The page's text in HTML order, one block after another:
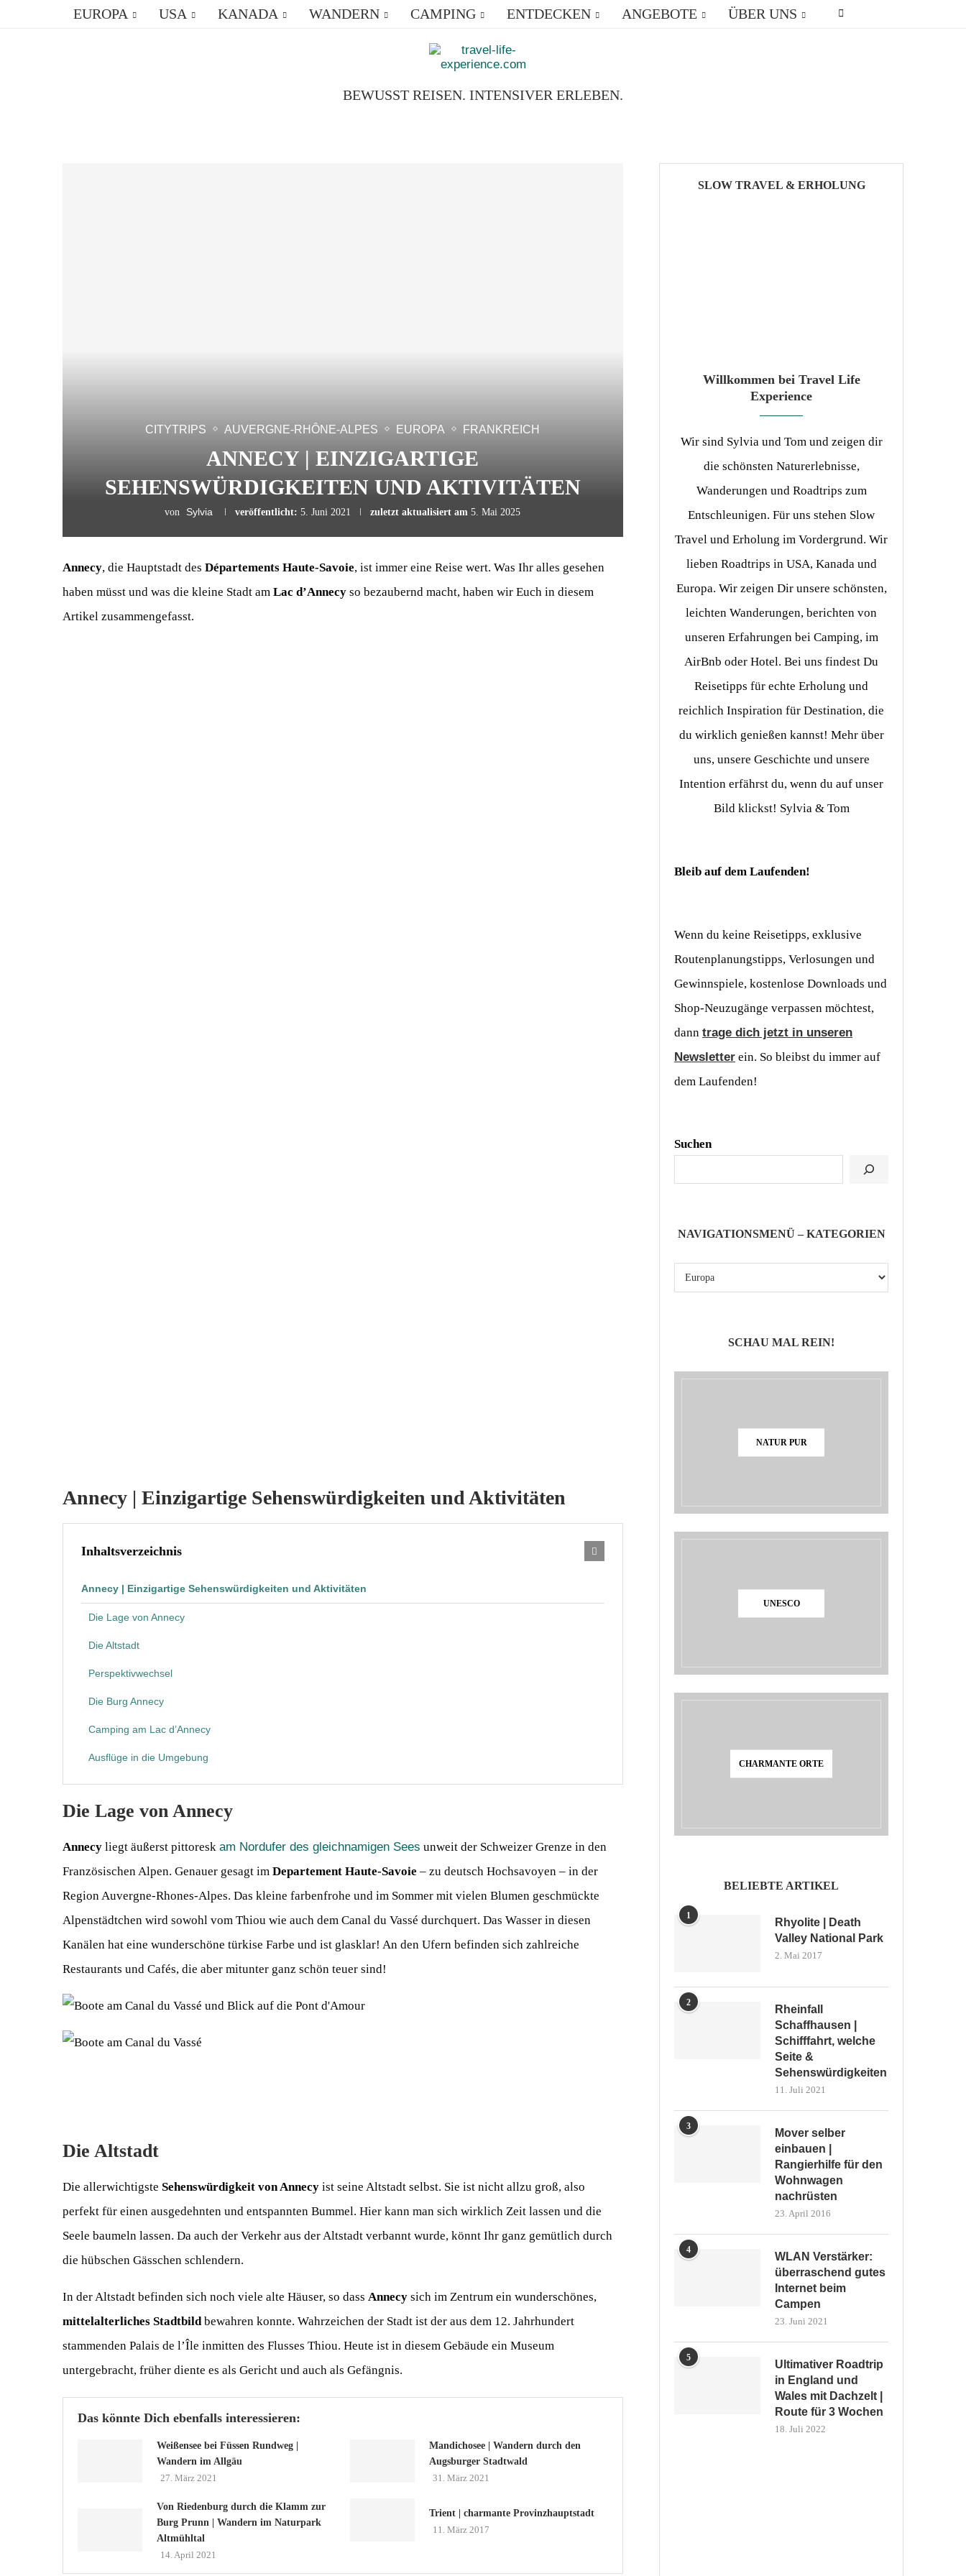
EUROPA USA KANADA WANDERN CAMPING ENTDECKEN ANGEBOTE ÜBER UNS
BEWUSST REISEN. INTENSIVER ERLEBEN.
CITYTRIPS AUVERGNE-RHÔNE-ALPES EUROPA FRANKREICH
ANNECY | EINZIGARTIGE
SEHENSWÜRDIGKEITEN UND AKTIVITÄTEN
von Sylvia veröffentlicht: 5. Juni 2021 zuletzt aktualisiert am 5. Mai 2025
Annecy, die Hauptstadt des Départements Haute-Savoie, ist immer eine Reise wert. Was Ihr alles gesehen
haben müsst und was die kleine Stadt am Lac d’Annecy so bezaubernd macht, haben wir Euch in diesem
Artikel zusammengefasst.
Annecy | Einzigartige Sehenswürdigkeiten und Aktivitäten
Inhaltsverzeichnis
Annecy | Einzigartige Sehenswürdigkeiten und Aktivitäten
Die Lage von Annecy
Die Altstadt
Perspektivwechsel
Die Burg Annecy
Camping am Lac d’Annecy
Ausflüge in die Umgebung
Die Lage von Annecy
Annecy liegt äußerst pittoresk am Nordufer des gleichnamigen Sees unweit der Schweizer Grenze in den
Französischen Alpen. Genauer gesagt im Departement Haute-Savoie – zu deutsch Hochsavoyen – in der
Region Auvergne-Rhones-Alpes. Das kleine farbenfrohe und im Sommer mit vielen Blumen geschmückte
Alpenstädtchen wird sowohl vom Thiou wie auch dem Canal du Vassé durchquert. Das Wasser in diesen
Kanälen hat eine wunderschöne türkise Farbe und ist glasklar! An den Ufern befinden sich zahlreiche
Restaurants und Cafés, die aber mitunter ganz schön teuer sind!
Die Altstadt
Die allerwichtigste Sehenswürdigkeit von Annecy ist seine Altstadt selbst. Sie ist nicht allzu groß, also
perfekt für einen ausgedehnten und entspannten Bummel. Hier kann man sich wirklich Zeit lassen und die
Seele baumeln lassen. Da auch der Verkehr aus der Altstadt verbannt wurde, könnt Ihr ganz gemütlich durch
die hübschen Gässchen schlendern.
In der Altstadt befinden sich noch viele alte Häuser, so dass Annecy sich im Zentrum ein wunderschönes,
mittelalterliches Stadtbildbewahren konnte. Wahrzeichen der Stadt ist der aus dem 12. Jahrhundert
stammenden Palais de l’Île inmitten des Flusses Thiou. Heute ist in diesem Gebäude ein Museum
untergebracht, früher diente es als Gericht und auch als Gefängnis.
Das könnte Dich ebenfalls interessieren:
Weißensee bei Füssen Rundweg |
Wandern im Allgäu
27. März 2021
Mandichosee | Wandern durch den
Augsburger Stadtwald
31. März 2021
Von Riedenburg durch die Klamm zur
Burg Prunn | Wandern im Naturpark
Altmühltal
14. April 2021
Trient | charmante Provinzhauptstadt
11. März 2017
SLOW TRAVEL & ERHOLUNG
Willkommen bei Travel Life
Experience
Wir sind Sylvia und Tom und zeigen dir
die schönsten Naturerlebnisse,
Wanderungen und Roadtrips zum
Entschleunigen. Für uns stehen Slow
Travel und Erholung im Vordergrund. Wir
lieben Roadtrips in USA, Kanada und
Europa. Wir zeigen Dir unsere schönsten,
leichten Wanderungen, berichten von
unseren Erfahrungen bei Camping, im
AirBnb oder Hotel. Bei uns findest Du
Reisetipps für echte Erholung und
reichlich Inspiration für Destination, die
du wirklich genießen kannst! Mehr über
uns, unsere Geschichte und unsere
Intention erfährst du, wenn du auf unser
Bild klickst! Sylvia & Tom
Bleib auf dem Laufenden!
Wenn du keine Reisetipps, exklusive
Routenplanungstipps, Verlosungen und
Gewinnspiele, kostenlose Downloads und
Shop-Neuzugänge verpassen möchtest,
dann trage dich jetzt in unseren
Newsletter ein. So bleibst du immer auf
dem Laufenden!
Suchen
NAVIGATIONSMENÜ – KATEGORIEN
SCHAU MAL REIN!
NATUR PUR
UNESCO
CHARMANTE ORTE
BELIEBTE ARTIKEL
1
Rhyolite | Death
Valley National Park
2. Mai 2017
2
Rheinfall
Schaffhausen |
Schifffahrt, welche
Seite &
Sehenswürdigkeiten
11. Juli 2021
3
Mover selber
einbauen |
Rangierhilfe für den
Wohnwagen
nachrüsten
23. April 2016
4
WLAN Verstärker:
überraschend gutes
Internet beim
Campen
23. Juni 2021
5
Ultimativer Roadtrip
in England und
Wales mit Dachzelt |
Route für 3 Wochen
18. Juli 2022